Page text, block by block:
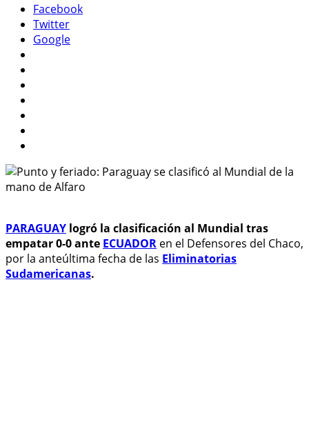
Facebook
Twitter
Google
PARAGUAY logró la clasificación al Mundial tras
empatar 0-0 ante ECUADOR en el Defensores del Chaco,
por la anteúltima fecha de las Eliminatorias
Sudamericanas.